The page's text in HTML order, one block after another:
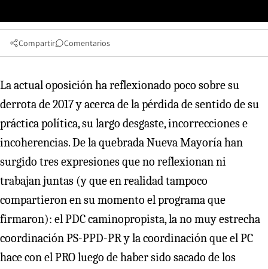
Compartir Comentarios
La actual oposición ha reflexionado poco sobre su
derrota de 2017 y acerca de la pérdida de sentido de su
práctica política, su largo desgaste, incorrecciones e
incoherencias. De la quebrada Nueva Mayoría han
surgido tres expresiones que no reflexionan ni
trabajan juntas (y que en realidad tampoco
compartieron en su momento el programa que
firmaron): el PDC caminopropista, la no muy estrecha
coordinación PS-PPD-PR y la coordinación que el PC
hace con el PRO luego de haber sido sacado de los